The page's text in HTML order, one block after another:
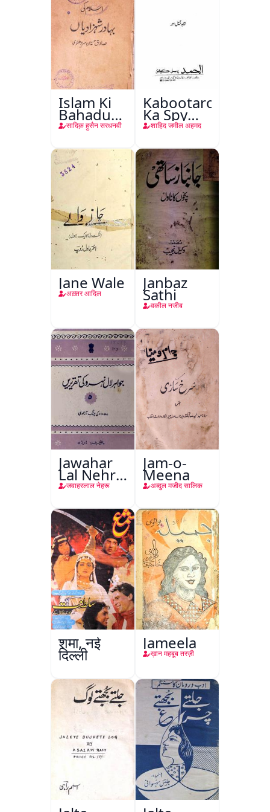
Islam Ki
Bahadur
Shahzadiyan
सादिक़ हुसैन सरधनवी
Kabootaron
Ka Spy
Plan
शाहिद जमील अहमद
Jane Wale
अख़्तर आदिल
Janbaz
Sathi
वकील नजीब
Jawahar
Lal Nehru
Ki
(Jang-e-
Azadi)
जवाहरलाल नेहरू
Jam-o-
Meena
अब्दुल मजीद सालिक
शमा, नई
दिल्ली
Jameela
ख़ान महबूब तरज़ी